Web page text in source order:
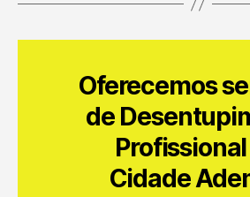
Oferecemos
de
Cidade